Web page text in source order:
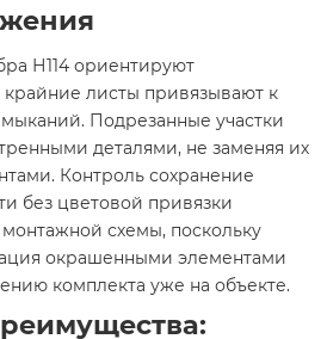
Н114 ориентируют
крайние листы привязывают к
Подрезанные участки
деталями, не заменяя их
Контроль сохранение
без цветовой привязки
схемы, поскольку
окрашенными элементами
комплекта уже на объекте.